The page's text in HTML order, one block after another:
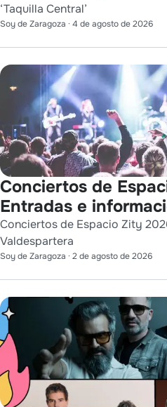
‘Taquilla Central’
Soy de Zaragoza · 4 de agosto de 2026
Conciertos de
Entradas e
Conciertos de Espacio Zity
Valdespartera
Soy de Zaragoza · 2 de agosto de 2026